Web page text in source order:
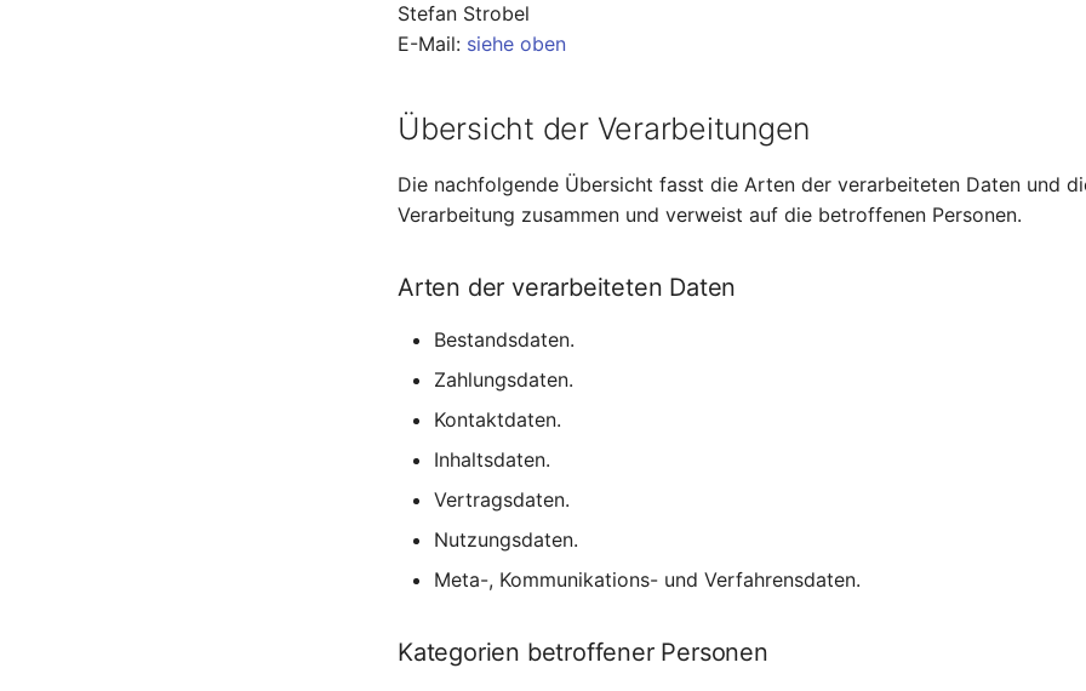
Stefan Strobel
E-Mail: siehe oben
Übersicht der Verarbeitungen
Die nachfolgende Übersicht fasst die Arten der verarbeiteten Daten und
Verarbeitung zusammen und verweist auf die betroffenen Personen.
Arten der verarbeiteten Daten
Bestandsdaten.
Zahlungsdaten.
Kontaktdaten.
Inhaltsdaten.
Vertragsdaten.
Nutzungsdaten.
Meta-, Kommunikations- und Verfahrensdaten.
Kategorien betroffener Personen